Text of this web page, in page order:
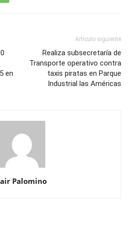
en
Artículo siguiente
Realiza subsecretaría de
Transporte operativo contra
taxis piratas en Parque
Industrial las Américas
Palomino